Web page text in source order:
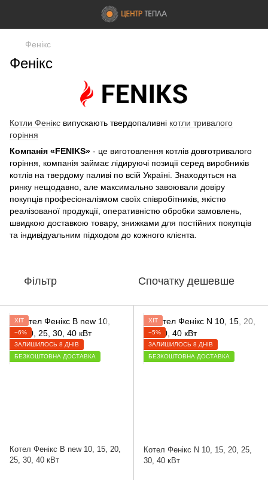
Фенікс
Фенікс
Котли Фенікс випускають твердопаливні котли тривалого
горіння
Компанія «FENIKS» - це виготовлення котлів довготривалого
горіння, компанія займає лідируючі позиції серед виробників
котлів на твердому паливі по всій Україні. Знаходяться на
ринку нещодавно, але максимально завоювали довіру
покупців професіоналізмом своїх співробітників, якістю
реалізованої продукції, оперативністю обробки замовлень,
швидкою доставкою товару, знижками для постійних покупців
та індивідуальним підходом до кожного клієнта.
Фільтр Спочатку дешевше
ХІТ
−6%
ЗАЛИШИЛОСЬ 8 ДНІВ
БЕЗКОШТОВНА ДОСТАВКА
Котел Фенікс B new 10, 15, 20,
25, 30, 40 кВт
ХІТ
−5%
ЗАЛИШИЛОСЬ 8 ДНІВ
БЕЗКОШТОВНА ДОСТАВКА
Котел Фенікс N 10, 15, 20, 25,
30, 40 кВт